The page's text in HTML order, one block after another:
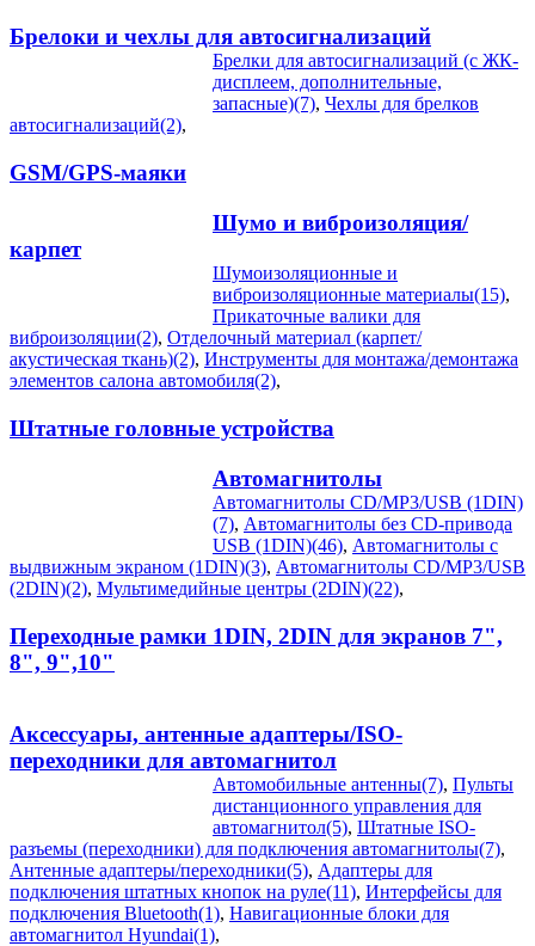
Брелоки и чехлы для автосигнализаций
Брелки для автосигнализаций (с ЖК-
дисплеем, дополнительные,
запасные)(7), Чехлы для брелков
автосигнализаций(2),
GSM/GPS-маяки
Шумо и виброизоляция/
карпет
Шумоизоляционные и
виброизоляционные материалы(15),
Прикаточные валики для
виброизоляции(2), Отделочный материал (карпет/
акустическая ткань)(2), Инструменты для монтажа/демонтажа
элементов салона автомобиля(2),
Штатные головные устройства
Автомагнитолы
Автомагнитолы CD/MP3/USB (1DIN)
(7), Автомагнитолы без CD-привода
USB (1DIN)(46), Автомагнитолы с
выдвижным экраном (1DIN)(3), Автомагнитолы CD/MP3/USB
(2DIN)(2), Мультимедийные центры (2DIN)(22),
Переходные рамки 1DIN, 2DIN для экранов 7",
8", 9",10"
Аксессуары, антенные адаптеры/ISO-
переходники для автомагнитол
Автомобильные антенны(7), Пульты
дистанционного управления для
автомагнитол(5), Штатные ISO-
разъемы (переходники) для подключения автомагнитолы(7),
Антенные адаптеры/переходники(5), Адаптеры для
подключения штатных кнопок на руле(11), Интерфейсы для
подключения Bluetooth(1), Навигационные блоки для
автомагнитол Hyundai(1),